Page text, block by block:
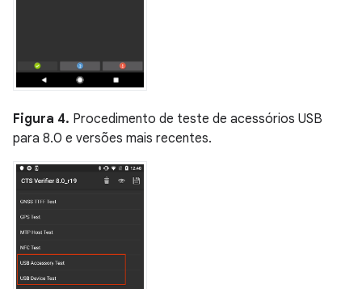
Figura 4. Procedimento de teste de acessórios USB
para 8.0 e versões mais recentes.